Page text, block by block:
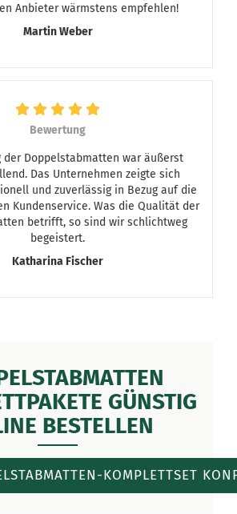
Anbieter wärmstens empfehlen!
Martin Weber
Bewertung
der Doppelstabmatten war äußerst
Das Unternehmen zeigte sich
und zuverlässig in Bezug auf die
Kundenservice. Was die Qualität der
betrifft, so sind wir schlichtweg
begeistert.
Katharina Fischer
GÜNSTIG
BESTELLEN
KOMPLETTSET